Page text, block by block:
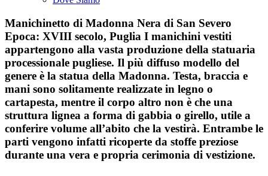
Manichinetto di Madonna Nera di San Severo
Epoca: XVIII secolo, Puglia I manichini vestiti
appartengono alla vasta produzione della statuaria
processionale pugliese. Il più diffuso modello del
genere è la statua della Madonna. Testa, braccia e
mani sono solitamente realizzate in legno o
cartapesta, mentre il corpo altro non è che una
struttura lignea a forma di gabbia o girello, utile a
conferire volume all’abito che la vestirà. Entrambe le
parti vengono infatti ricoperte da stoffe preziose
durante una vera e propria cerimonia di vestizione.